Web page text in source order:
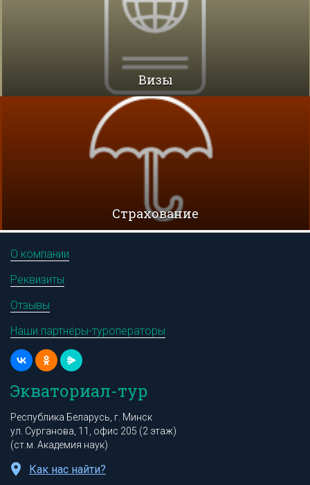
Визы
Cтрахование
О компании
Реквизиты
Отзывы
Наши партнёры-туроператоры
Экваториал-тур
Республика Беларусь, г. Минск
ул. Сурганова, 11, офис 205 (2 этаж)
(ст.м. Академия наук)
Как нас найти?